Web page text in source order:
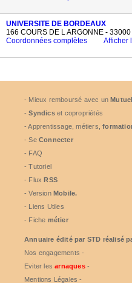
UNIVERSITE DE BORDEAUX
166 COURS DE L ARGONNE -
Coordonnées complètes
Afficher
- Mieux remboursé avec un
-Syndicset copropriétés
- Apprentissage, métiers,
- Se Connecter
- FAQ
- Tutoriel
- FluxRSS
- Version Mobile.
- Liens Utiles
- Fiche métier
Annuaire édité par STD réalisé
Nos engagements -
Eviter lesarnaques-
Mentions Légales -